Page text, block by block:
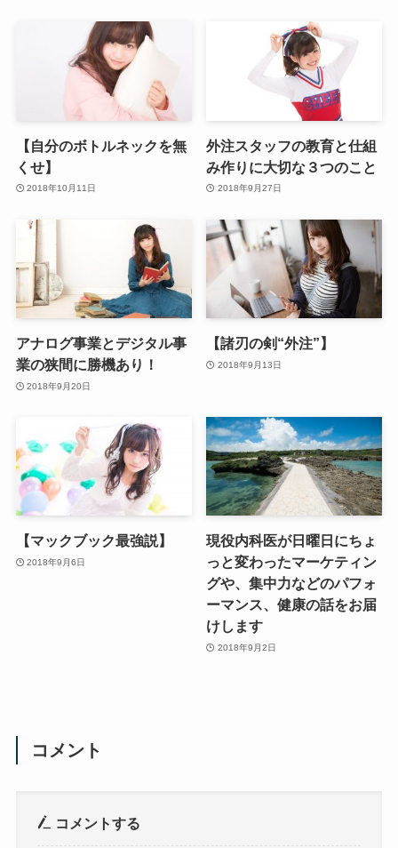
【自分のボトルネックを無
くせ】
2018年10月11日
外注スタッフの教育と仕組
み作りに大切な３つのこと
2018年9月27日
アナログ事業とデジタル事
業の狭間に勝機あり！
2018年9月20日
【諸刃の剣“外注”】
2018年9月13日
【マックブック最強説】
2018年9月6日
現役内科医が日曜日にちょ
っと変わったマーケティン
グや、集中力などのパフォ
ーマンス、健康の話をお届
けします
2018年9月2日
コメント
コメントする